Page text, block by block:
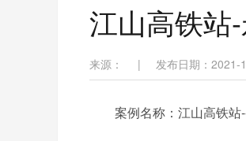
江山高铁站
来源： | 发布日期：2021-
案例名称：江山高铁站